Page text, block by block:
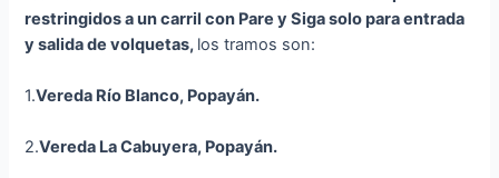
restringidos a un carril con Pare y Siga solo para entrada
y salida de volquetas, los tramos son:
1.Vereda Río Blanco, Popayán.
2.Vereda La Cabuyera, Popayán.